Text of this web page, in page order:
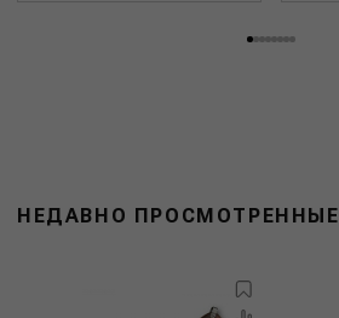
НЕДАВНО ПРОСМОТРЕННЫЕ